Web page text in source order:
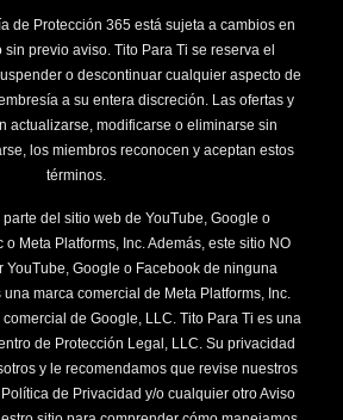
de Protección 365 está sujeta a cambios en
previo aviso. Tito Para Ti se reserva el
o descontinuar cualquier aspecto de
a su entera discreción. Las ofertas y
actualizarse, modificarse o eliminarse sin
los miembros reconocen y aceptan estos
términos.
parte del sitio web de YouTube, Google o
o Meta Platforms, Inc. Además, este sitio NO
YouTube, Google o Facebook de ninguna
marca comercial de Meta Platforms, Inc.
de Google, LLC. Tito Para Ti es una
de Protección Legal, LLC. Su privacidad
y le recomendamos que revise nuestros
de Privacidad y/o cualquier otro Aviso